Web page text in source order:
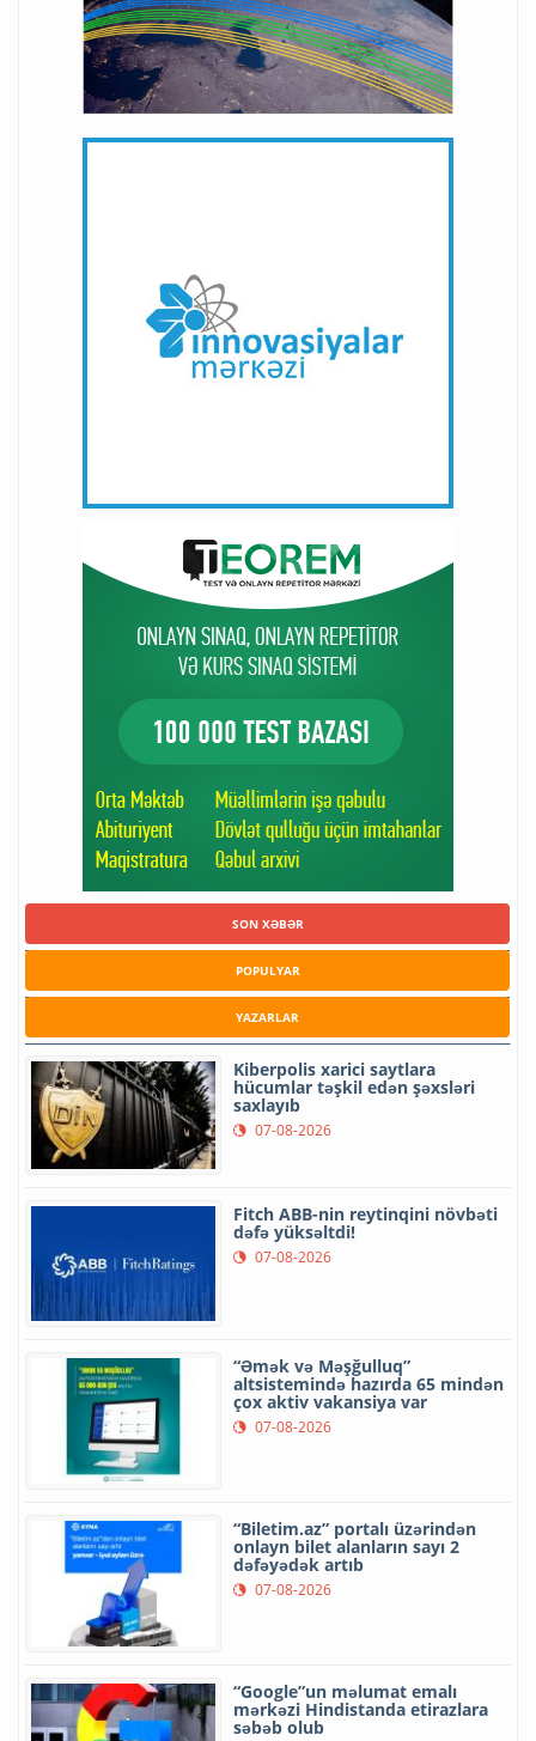
SON XƏBƏR
POPULYAR
YAZARLAR
Kiberpolis xarici saytlara
hücumlar təşkil edən şəxsləri
saxlayıb
07-08-2026
Fitch ABB-nin reytinqini növbəti
dəfə yüksəltdi!
07-08-2026
“Əmək və Məşğulluq”
altsistemində hazırda 65 mindən
çox aktiv vakansiya var
07-08-2026
“Biletim.az” portalı üzərindən
onlayn bilet alanların sayı 2
dəfəyədək artıb
07-08-2026
“Google”un məlumat emalı
mərkəzi Hindistanda etirazlara
səbəb olub